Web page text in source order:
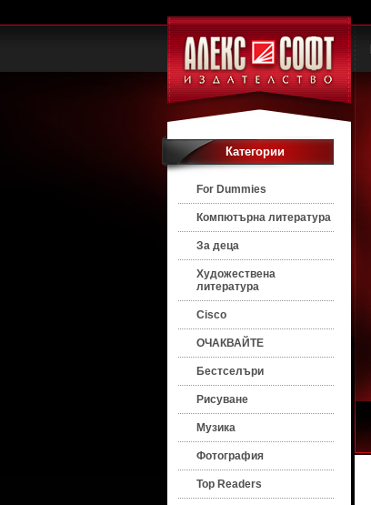
Категории
For Dummies
Компютърна литература
За деца
Художествена
литература
Cisco
ОЧАКВАЙТЕ
Бестселъри
Рисуване
Музика
Фотография
Top Readers